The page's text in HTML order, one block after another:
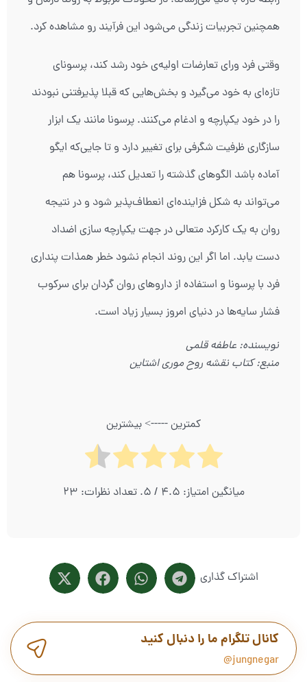
همچنین تجربیات زندگی می‌شود این فرآیند رو مشاهده کرد.
وقتی فرد ورای تعارضات اولیه‌ی خود رشد کند، پرسونای
تازه‌ای به خود می‌گیرد و بخش‌هایی که قبلا پذیرفتنی نبودند
را در خود یکپارچه و ادغام می‌کنند. پرسونا مانند یک ابزار
سازگاری ظرفیت شگرفی برای تغییر دارد و تا جایی‌که ایگو
آماده باشد الگوهای گذشته را تعدیل کند، پرسونا هم
می‌تواند به شکل فزاینده‌ای انعطاف‌پذیر شود و در نتیجه
روان به یک کارکرد متعالی در جهت یکپارچه سازی اضداد
دست یابد. اما اگر این روند انجام نشود خطر همذات پنداری
فرد با پرسونا و استفاده از داروهای روان گردان برای سرکوب
فشار سایه‌ها در دنیای امروز بسیار زیاد است.
نویسنده: عاطفه قلمی
منبع: کتاب نقشه روح موری اشتاین
کمترین -----> بیشترین
میانگین امتیاز: 4.5 / 5. تعداد نظرات: 23
اشتراک گذاری
کانال تلگرام ما را دنبال کنید
jungnegar@